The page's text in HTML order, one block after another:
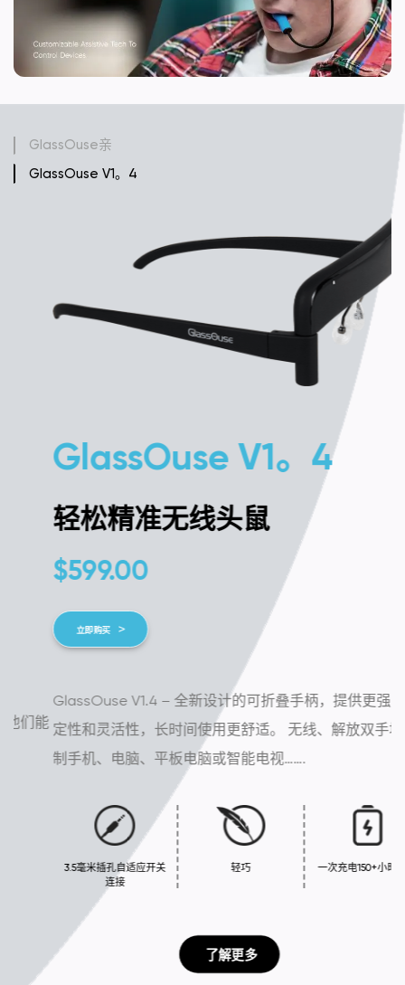
GlassOuse V1。4
轻松精准无线头鼠
599.00
GlassOuse V1.4 – 全新设计的可折叠手柄，提供更强的稳
定性和灵活性，长时间使用更舒适。 无线、解放双手地控
制手机、电脑、平板电脑或智能电视…….
3.5毫米插孔自适应开关
一次充电150+小时续航
了解更多
GlassOuse亲
GlassOuse V1。4